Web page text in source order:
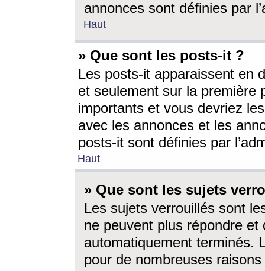
annonces sont définies par
Haut
» Que sont les posts-it ?
Les posts-it apparaissent en
et seulement sur la première
importants et vous devriez
avec les annonces et les
posts-it sont définies par
Haut
» Que sont les sujets
Les sujets verrouillés sont
ne peuvent plus répondre
automatiquement terminés.
pour de nombreuses